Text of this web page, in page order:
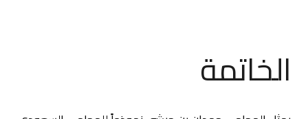
الخاتمة